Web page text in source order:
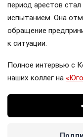
период арестов
испытанием. Она
обращение
к ситуации.
Полное интервью с
наших коллег на